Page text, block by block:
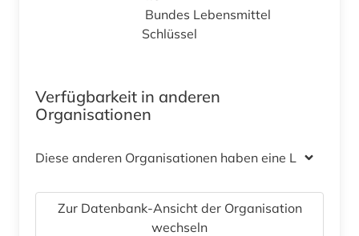
Bundes Lebensmittel
Schlüssel
Verfügbarkeit in anderen
Organisationen
Diese anderen Organisationen haben eine Lizenz
Zur Datenbank-Ansicht der Organisation
wechseln